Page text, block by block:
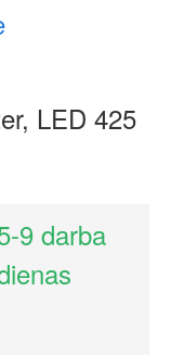
LED 425
9 darba